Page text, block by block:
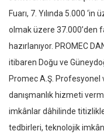
Fuarı, 7. Yılında 5.000 ‘in
olmak üzere 37.000’den
hazırlanıyor. PROMEC
itibaren Doğu ve
Promec A.Ş. Profesyonel
danışmanlık hizmeti
imkânlar dâhilinde
tedbirleri, teknolojik